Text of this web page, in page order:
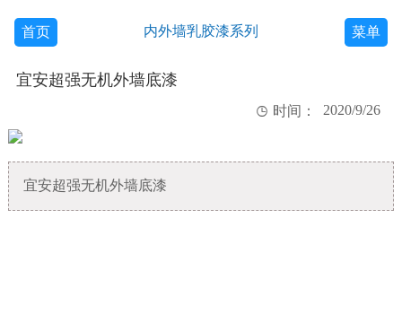
首页 内外墙乳胶漆系列 菜单
宜安超强无机外墙底漆
 时间： 2020/9/26
宜安超强无机外墙底漆